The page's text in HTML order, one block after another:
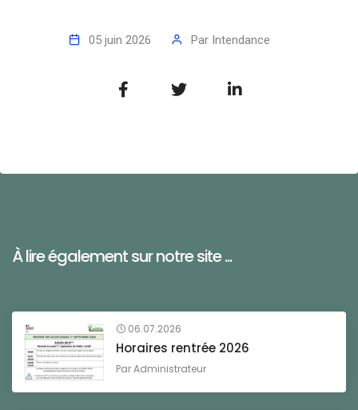
05 juin 2026 Par Intendance
À lire également sur notre site ...
06.07.2026
Horaires rentrée 2026
ParAdministrateur